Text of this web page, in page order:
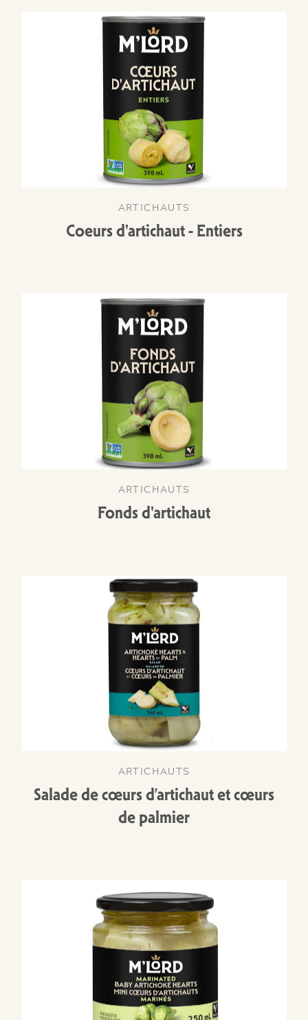
ARTICHAUTS
Coeurs d'artichaut - Entiers
ARTICHAUTS
Fonds d'artichaut
ARTICHAUTS
Salade de cœurs d’artichaut et cœurs
de palmier